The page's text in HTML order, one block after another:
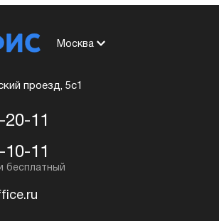
Москва
проезд, 5с1
20-11
10-11